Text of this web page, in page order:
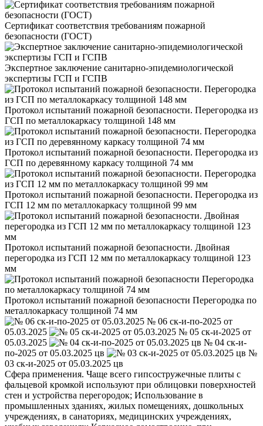
Сертификат соответствия требованиям пожарной
безопасности (ГОСТ)
Экспертное заключение санитарно-эпидемиологической
экспертизы ГСП и ГСПВ
Протокол испытаний пожарной безопасности. Перегородка из
ГСП по металлокаркасу толщиной 148 мм
Протокол испытаний пожарной безопасности. Перегородка из
ГСП по деревянному каркасу толщиной 74 мм
Протокол испытаний пожарной безопасности. Перегородка из
ГСП 12 мм по металлокаркасу толщиной 99 мм
Протокол испытаний пожарной безопасности. Двойная
перегородка из ГСП 12 мм по металлокаркасу толщиной 123
мм
Протокол испытаний пожарной безопасности Перегородка по
металлокаркасу толщиной 74 мм
№ 06 ск-и-по-2025 от
05.03.2025
№ 05 ск-и-2025 от
05.03.2025
№ 04 ск-и-
по-2025 от 05.03.2025 цв
№
03 ск-и-2025 от 05.03.2025 цв
Сфера применения. Чаще всего гипсостружечные плиты с
фальцевой кромкой используют при облицовки поверхностей
стен и устройства перегородок; Использование в
промышленных зданиях, жилых помещениях, дошкольных
учреждениях, в санаториях, медицинских учреждениях,